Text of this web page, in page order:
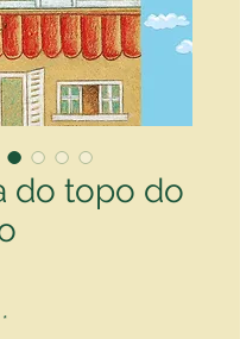
do topo do
*